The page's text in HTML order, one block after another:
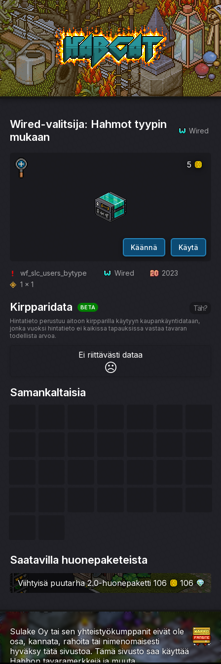
HabCat
Wired-valitsija: Hahmot tyypin
mukaan
Wired
5
Käännä Käytä
wf_slc_users_bytype Wired
2023
1 x 1
Kirpparidata BETA Täh?
Hintatieto perustuu aitoon kirpparilla käytyyn kaupankäyntidataan,
jonka vuoksi hintatieto ei kaikissa tapauksissa vastaa tavaran
todellista arvoa.
Ei riittävästi dataa
☹️
Samankaltaisia
Saatavilla huonepaketeista
Viihtyisä puutarha 2.0-huonepaketti 106 106
Sulake Oy tai sen yhteistyökumppanit eivät ole
osa, kannata, rahoita tai nimenomaisesti
hyväksy tätä sivustoa. Tämä sivusto saa käyttää
Habbon tavaramerkkejä ja muuta